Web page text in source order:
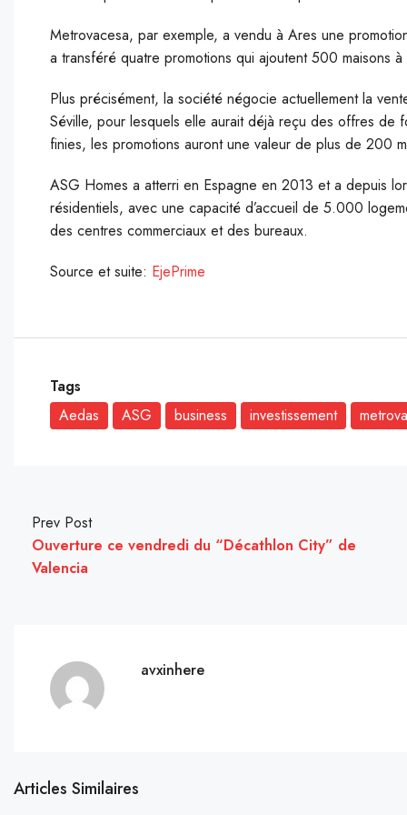
Metrovacesa, par exemple, a vendu à Ares une
a transféré quatre promotions qui ajoutent 500 maisons
Plus précisément, la société négocie actuellement la
Séville, pour lesquels elle aurait déjà reçu des offres de
finies, les promotions auront une valeur de plus de 200
ASG Homes a atterri en Espagne en 2013 et a depuis
résidentiels, avec une capacité d’accueil de 5.000
des centres commerciaux et des bureaux.
Source et suite: EjePrime
Tags
Aedas
ASG business investissement
Prev Post
Ouverture ce vendredi du “Décathlon City” de
Valencia
avxinhere
Articles Similaires